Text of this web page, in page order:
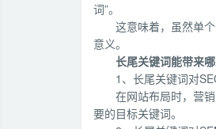
词”。
这意味着，虽然单
意义。
长尾关键词能带来哪
1、长尾关键词对
在网站布局时，营
要的目标关键词。